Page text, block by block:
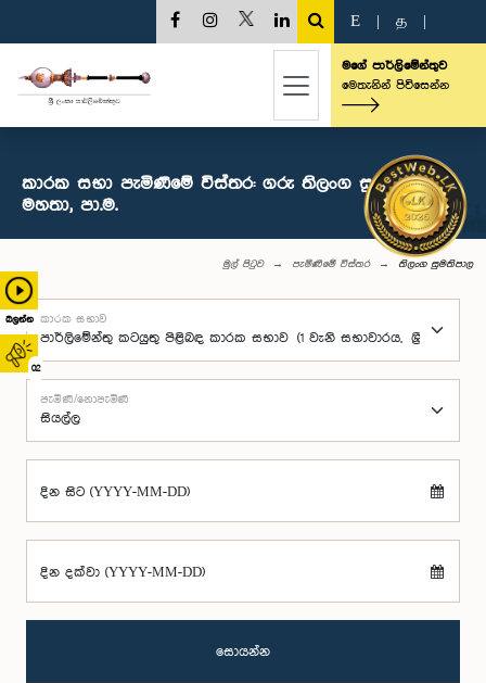
බලන්න
02
E த
මගේ පාර්ලිමේන්තුව
මෙතැනින් පිවිසෙන්න
කාරක සභා පැමිණීමේ විස්තර: ගරු තිලංග සුමතිපාල
මහතා, පා.ම.
මුල් පිටුව පැමිණීමේ විස්තර තිලංග සුමතිපාල
කාරක සභාව
පැමිණි/නොපැමිණි
දින සිට (YYYY-MM-DD)
දින දක්වා (YYYY-MM-DD)
සොයන්න